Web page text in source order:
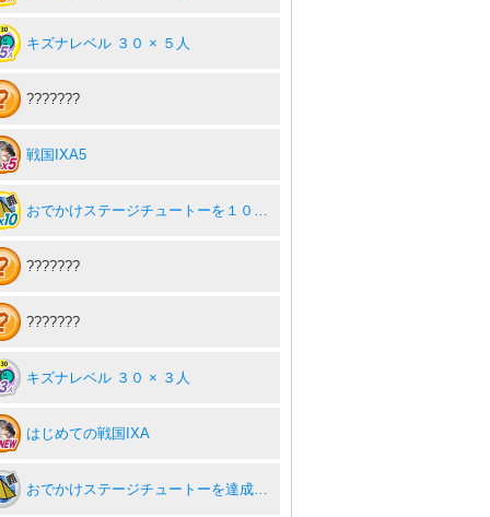
キズナレベル ３０ × ５人
???????
戦国IXA5
おでかけステージチュートーを１０回達成度１００％
???????
???????
キズナレベル ３０ × ３人
はじめての戦国IXA
おでかけステージチュートーを達成度１００％